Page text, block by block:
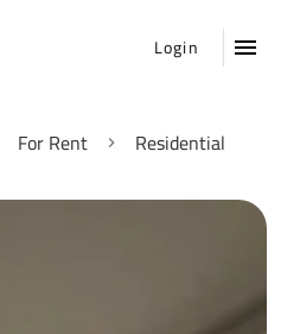
Login
For Rent
Residential